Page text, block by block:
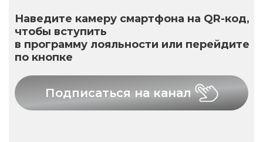
Наведите камеру смартфона на QR-код,
чтобы вступить
в программу лояльности или перейдите
по кнопке
Подписаться на канал